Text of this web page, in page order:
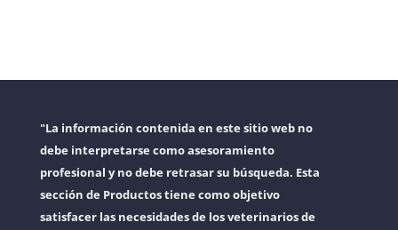
"La información contenida en este sitio web no
debe interpretarse como asesoramiento
profesional y no debe retrasar su búsqueda. Esta
sección de Productos tiene como objetivo
satisfacer las necesidades de los veterinarios de